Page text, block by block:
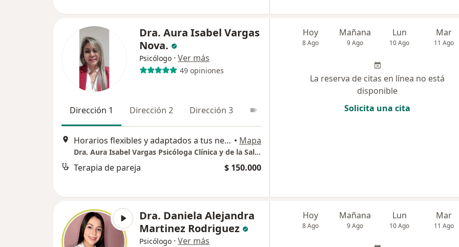
Dra. Aura Isabel Vargas
Nova.
Psicólogo · Ver más
49 opiniones
Dirección 1 Dirección 2 Dirección 3
Horarios flexibles y adaptados a tus necesidades., Medellín • Mapa
Dra. Aura Isabel Vargas Psicóloga Clínica y de la Salud- Consulta en línea Medellín
Terapia de pareja $ 150.000
Hoy
8 Ago
Mañana
9 Ago
Lun
10 Ago
Mar
11 Ago
La reserva de citas en línea no está
disponible
Solicita una cita
Dra. Daniela Alejandra
Martinez Rodriguez
Psicólogo · Ver más
Hoy
8 Ago
Mañana
9 Ago
Lun
10 Ago
Mar
11 Ago